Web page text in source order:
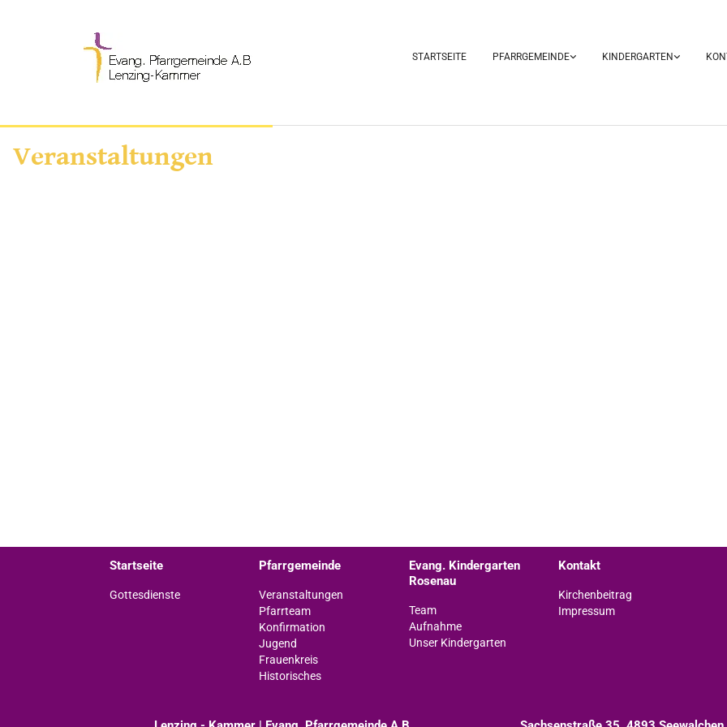
STARTSEITE PFARRGEMEINDE KINDERGARTEN
Veranstaltungen
Startseite
Gottesdienste
Pfarrgemeinde
Veranstaltungen
Pfarrteam
Konfirmation
Jugend
Frauenkreis
Historisches
Evang. Kindergarten
Rosenau
Team
Aufnahme
Unser Kindergarten
Kontakt
Kirchenbeitrag
Impressum